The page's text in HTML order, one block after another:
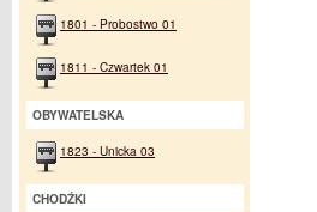
1801 - Probostwo 01
1811 - Czwartek 01
OBYWATELSKA
1823 - Unicka 03
CHODŹKI